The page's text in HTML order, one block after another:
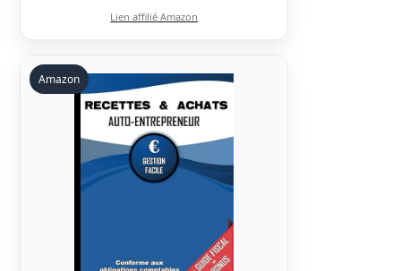
Lien affilié Amazon
Amazon